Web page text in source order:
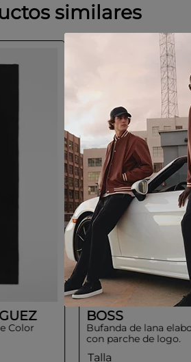
similares
Color
BOSS
Bufanda de lana
con parche de logo.
Talla